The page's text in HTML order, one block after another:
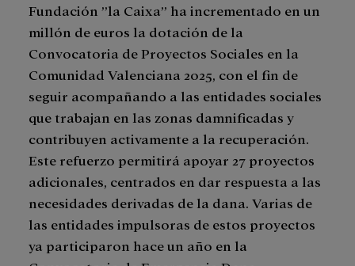
Fundación ”la Caixa” ha incrementado en un
millón de euros la dotación de la
Convocatoria de Proyectos Sociales en la
Comunidad Valenciana 2025, con el fin de
seguir acompañando a las entidades sociales
que trabajan en las zonas damnificadas y
contribuyen activamente a la recuperación.
Este refuerzo permitirá apoyar 27 proyectos
adicionales, centrados en dar respuesta a las
necesidades derivadas de la dana. Varias de
las entidades impulsoras de estos proyectos
ya participaron hace un año en la